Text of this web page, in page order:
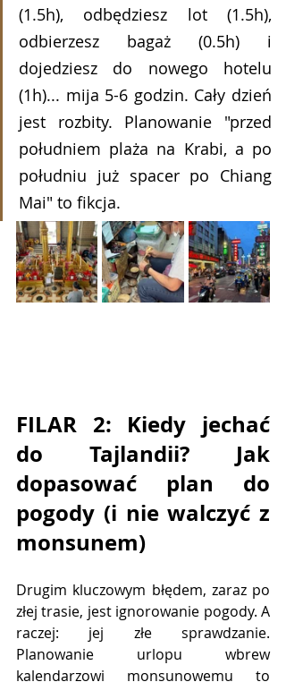
(1.5h), odbędziesz lot (1.5h),
odbierzesz bagaż (0.5h) i
dojedziesz do nowego hotelu
(1h)... mija 5-6 godzin. Cały dzień
jest rozbity. Planowanie "przed
południem plaża na Krabi, a po
południu już spacer po Chiang
Mai" to fikcja.
FILAR 2: Kiedy jechać
do Tajlandii? Jak
dopasować plan do
pogody (i nie walczyć z
monsunem)
Drugim kluczowym błędem, zaraz po
złej trasie, jest ignorowanie pogody. A
raczej: jej złe sprawdzanie.
Planowanie urlopu wbrew
kalendarzowi monsunowemu to